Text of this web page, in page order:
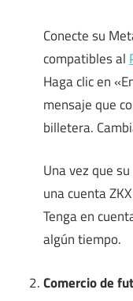
Conecte su
compatibles al
Haga clic en
mensaje que
billetera.
Una vez que
una cuenta
Tenga en
algún tiempo.
Comercio de